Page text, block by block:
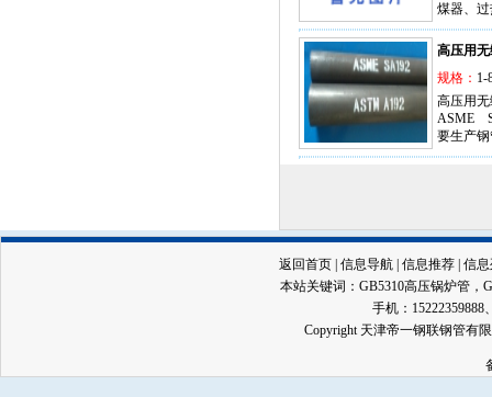
煤器、
高压用
规格： 1-
高压用
ASME
要生产
返回首页 信息导航 信息推荐 信
本站关键词： GB5310高压锅炉管，
手机：15222359888
Copyright 天津帝一钢联钢管有